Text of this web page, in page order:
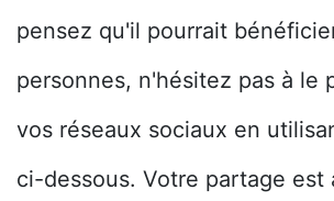
pensez qu'il pourrait
personnes, n'hésitez pas à le
vos réseaux sociaux en
ci-dessous. Votre partage est